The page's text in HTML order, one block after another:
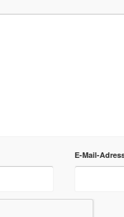
E-Mail-